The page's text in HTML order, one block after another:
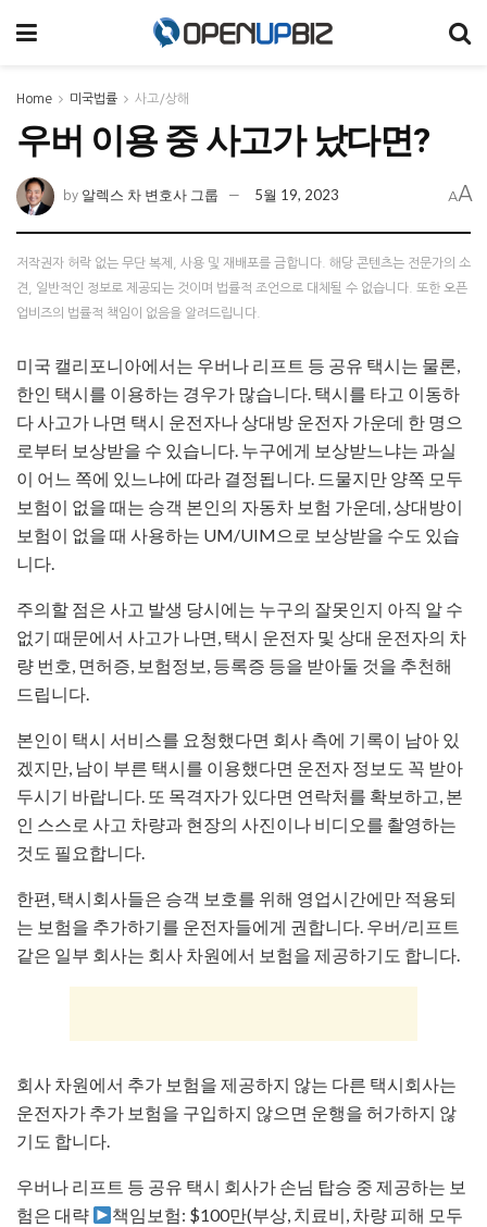
Home 미국법률 사고/상해
우버 이용 중 사고가 났다면?
by 알렉스 차 변호사 그룹 5월 19, 2023 AA
저작권자 허락 없는 무단 복제, 사용 및 재배포를 금합니다. 해당 콘텐츠는 전문가의 소
견, 일반적인 정보로 제공되는 것이며 법률적 조언으로 대체될 수 없습니다. 또한 오픈
업비즈의 법률적 책임이 없음을 알려드립니다.
미국 캘리포니아에서는 우버나 리프트 등 공유 택시는 물론,
한인 택시를 이용하는 경우가 많습니다. 택시를 타고 이동하
다 사고가 나면 택시 운전자나 상대방 운전자 가운데 한 명으
로부터 보상받을 수 있습니다. 누구에게 보상받느냐는 과실
이 어느 쪽에 있느냐에 따라 결정됩니다. 드물지만 양쪽 모두
보험이 없을 때는 승객 본인의 자동차 보험 가운데, 상대방이
보험이 없을 때 사용하는 UM/UIM으로 보상받을 수도 있습
니다.
주의할 점은 사고 발생 당시에는 누구의 잘못인지 아직 알 수
없기 때문에서 사고가 나면, 택시 운전자 및 상대 운전자의 차
량 번호, 면허증, 보험정보, 등록증 등을 받아둘 것을 추천해
드립니다.
본인이 택시 서비스를 요청했다면 회사 측에 기록이 남아 있
겠지만, 남이 부른 택시를 이용했다면 운전자 정보도 꼭 받아
두시기 바랍니다. 또 목격자가 있다면 연락처를 확보하고, 본
인 스스로 사고 차량과 현장의 사진이나 비디오를 촬영하는
것도 필요합니다.
한편, 택시회사들은 승객 보호를 위해 영업시간에만 적용되
는 보험을 추가하기를 운전자들에게 권합니다. 우버/리프트
같은 일부 회사는 회사 차원에서 보험을 제공하기도 합니다.
회사 차원에서 추가 보험을 제공하지 않는 다른 택시회사는
운전자가 추가 보험을 구입하지 않으면 운행을 허가하지 않
기도 합니다.
우버나 리프트 등 공유 택시 회사가 손님 탑승 중 제공하는 보
험은 대략
책임보험: $100만(부상, 치료비, 차량 피해 모두